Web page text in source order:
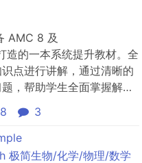
AMC 8 及
造的一本系统提升教材。全
点进行讲解，通过清晰的
，帮助学生全面掌握解题
视频解析，让学习者能够
答案”。本书内容涵盖四
）：排列组...
3
极简生物/化学/物理/数学